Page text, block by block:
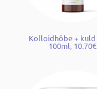
Kolloidhõbe + kuld
100ml, 10.70€